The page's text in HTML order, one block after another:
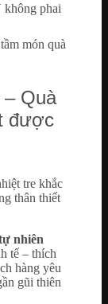
không phai
món quà
Quà
được
nhiên
tế – thích
hàng yêu
gũi thiên